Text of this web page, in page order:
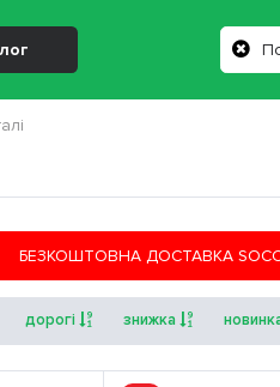
БЕЗКОШТОВНА ДОСТАВКА
дорогі знижка